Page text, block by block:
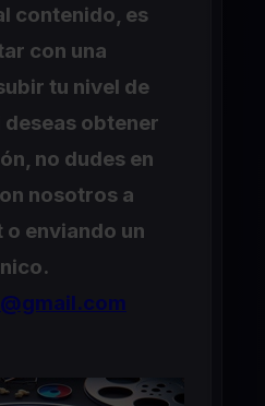
contenido, es
con una
tu nivel de
obtener
no dudes en
nosotros a
enviando un